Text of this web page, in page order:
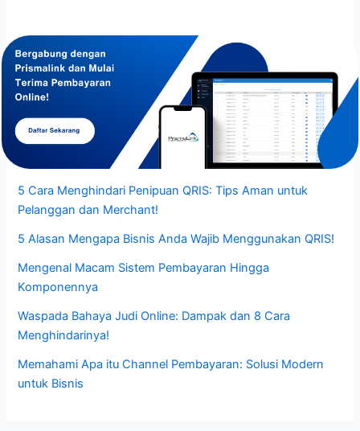
5 Cara Menghindari Penipuan QRIS: Tips Aman untuk
Pelanggan dan Merchant!
5 Alasan Mengapa Bisnis Anda Wajib Menggunakan QRIS!
Mengenal Macam Sistem Pembayaran Hingga
Komponennya
Waspada Bahaya Judi Online: Dampak dan 8 Cara
Menghindarinya!
Memahami Apa itu Channel Pembayaran: Solusi Modern
untuk Bisnis